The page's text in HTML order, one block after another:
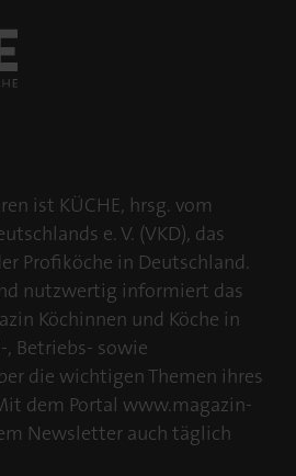
ist KÜCHE, hrsg. vom
e. V. (VKD), das
Profiköche in Deutschland.
nutzwertig informiert das
Köchinnen und Köche in
Betriebs- sowie
die wichtigen Themen ihres
dem Portal www.magazin-
Newsletter auch täglich